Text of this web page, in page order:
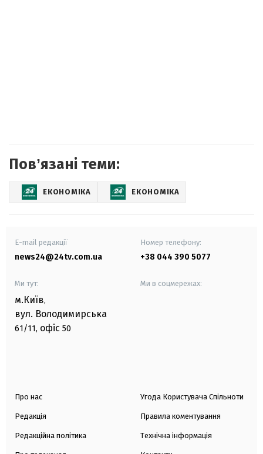
Повʼязані теми:
ЕКОНОМІКА ЕКОНОМІКА
E-mail редакції
news24@24tv.com.ua
Номер телефону:
+38 044 390 5077
Ми тут:
м.Київ,
вул. Володимирська
61/11, офіс 50
Ми в соцмережах:
Про нас
Редакція
Редакційна політика
Угода Користувача Спільноти
Правила коментування
Технічна інформація